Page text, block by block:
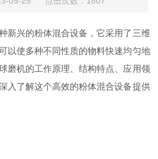
新兴的粉体混合设备，它采用了三维
以使多种不同性质的物料快速均匀地
磨机的工作原理、结构特点、应用领
入了解这个高效的粉体混合设备提供